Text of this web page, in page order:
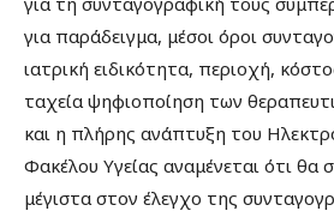
για παράδειγμα, μέσοι όροι
ιατρική ειδικότητα, περιοχή,
ταχεία ψηφιοποίηση των
και η πλήρης ανάπτυξη του
Φακέλου Υγείας αναμένεται ότι θα
μέγιστα στον έλεγχο της